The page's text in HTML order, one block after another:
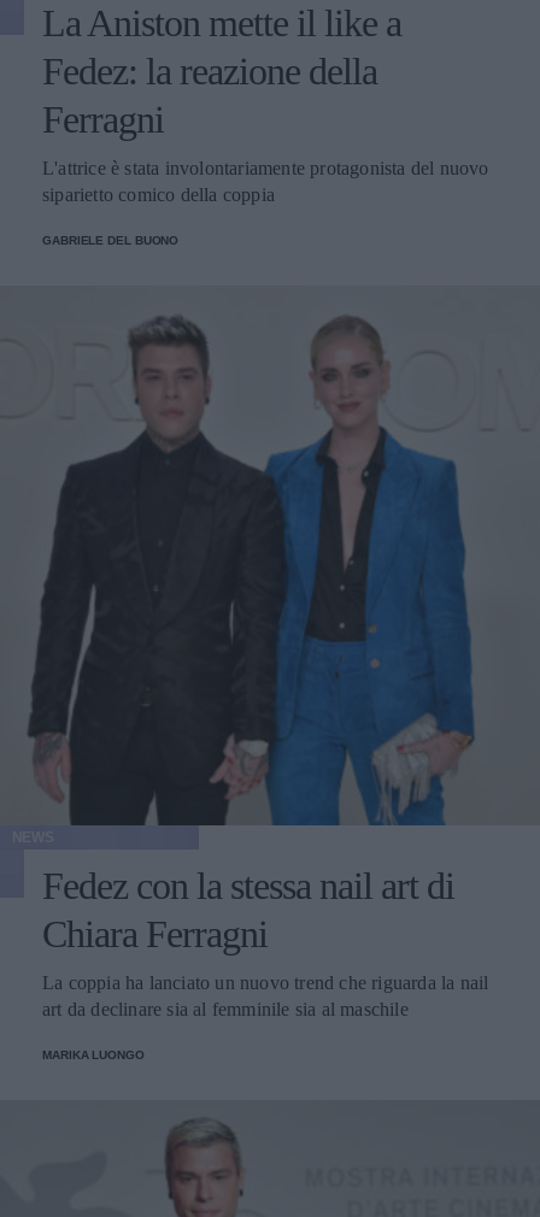
La Aniston mette il like a
Fedez: la reazione della
Ferragni
L'attrice è stata involontariamente protagonista del nuovo
siparietto comico della coppia
GABRIELE DEL BUONO
Fedez con la stessa nail art di
Chiara Ferragni
La coppia ha lanciato un nuovo trend che riguarda la nail
art da declinare sia al femminile sia al maschile
MARIKA LUONGO